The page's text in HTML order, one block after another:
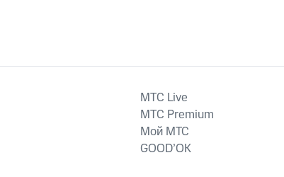
MTС Live
MTС Premium
Мой МТС
GOOD’OK